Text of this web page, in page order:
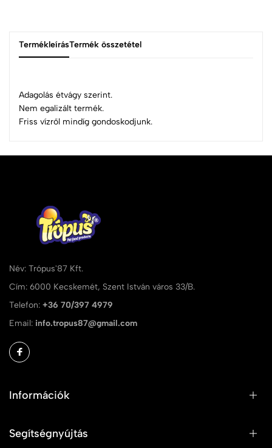
TermékleírásTermék összetétel
Adagolás étvágy szerint.
Nem egalizált termék.
Friss vízről mindíg gondoskodjunk.
Név: Trópus'87 Kft.
Cím: 6000 Kecskemét, Szent István város 33/B.
Telefon: +36 70/397 4979
Email: info.tropus87@gmail.com
Információk
Segítségnyújtás